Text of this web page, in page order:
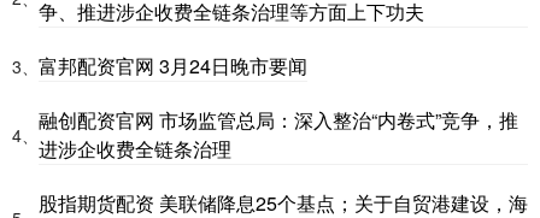
争、推进涉企收费全链条治理等方面上下功夫
3、 富邦配资官网 3月24日晚市要闻
4、
融创配资官网 市场监管总局：深入整治“内卷式”竞争，推
进涉企收费全链条治理
股指期货配资 美联储降息25个基点；关于自贸港建设，海